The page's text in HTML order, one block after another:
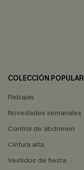
COLECCIÓN POPULAR
Rebajas
Novedades semanales
Control de abdomen
Cintura alta
Vestidos de fiesta